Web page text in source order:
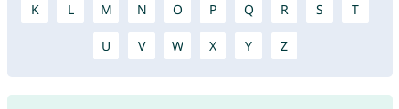
K L M N O P Q R S T
U V W X Y Z